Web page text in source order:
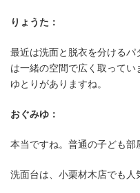
りょうた：
最近は洗面と脱衣を分けるパ
は一緒の空間で広く取って
ゆとりがありますね。
おぐみゆ：
本当ですね。普通の子ども部
洗面台は、小栗材木店でも人